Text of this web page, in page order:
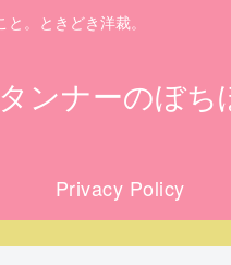
。ときどき洋裁。
ンナーのぼち
Privacy Policy